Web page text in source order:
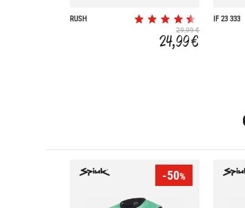
RUSH
29,99 €
24,99 €
IF 23 333
-50%